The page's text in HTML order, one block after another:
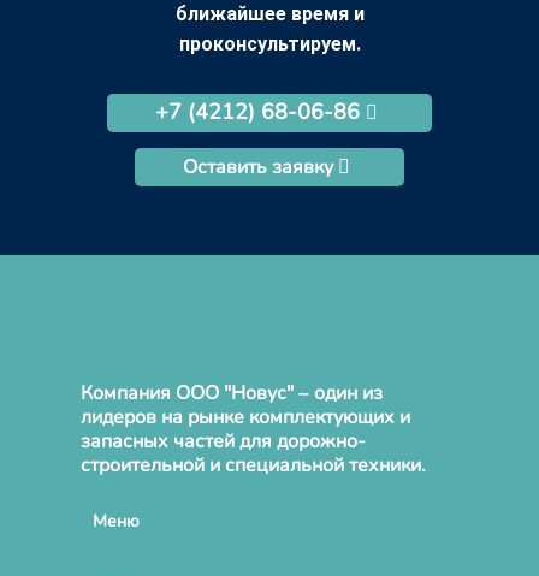
ближайшее время и
проконсультируем.
+7 (4212) 68-06-86
Оставить заявку
Компания ООО "Новус" – один из
лидеров на рынке комплектующих и
запасных частей для дорожно-
строительной и специальной техники.
Меню